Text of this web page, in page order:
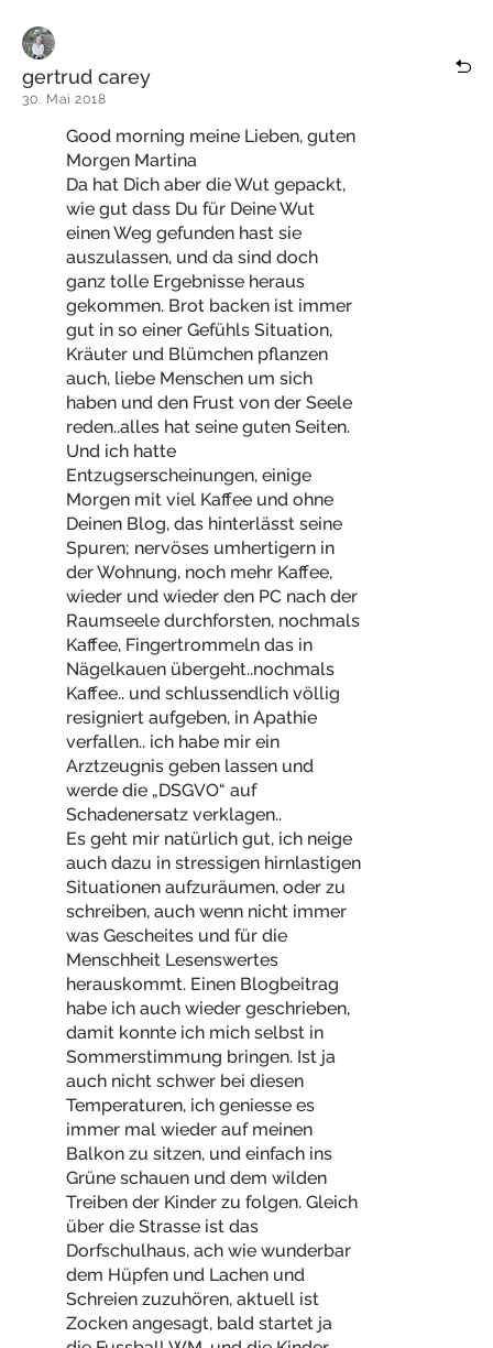
gertrud carey
30. Mai 2018
Good morning meine Lieben, guten
Morgen Martina
Da hat Dich aber die Wut gepackt,
wie gut dass Du für Deine Wut
einen Weg gefunden hast sie
auszulassen, und da sind doch
ganz tolle Ergebnisse heraus
gekommen. Brot backen ist immer
gut in so einer Gefühls Situation,
Kräuter und Blümchen pflanzen
auch, liebe Menschen um sich
haben und den Frust von der Seele
reden..alles hat seine guten Seiten.
Und ich hatte
Entzugserscheinungen, einige
Morgen mit viel Kaffee und ohne
Deinen Blog, das hinterlässt seine
Spuren; nervöses umhertigern in
der Wohnung, noch mehr Kaffee,
wieder und wieder den PC nach der
Raumseele durchforsten, nochmals
Kaffee, Fingertrommeln das in
Nägelkauen übergeht..nochmals
Kaffee.. und schlussendlich völlig
resigniert aufgeben, in Apathie
verfallen.. ich habe mir ein
Arztzeugnis geben lassen und
werde die „DSGVO“ auf
Schadenersatz verklagen..
Es geht mir natürlich gut, ich neige
auch dazu in stressigen hirnlastigen
Situationen aufzuräumen, oder zu
schreiben, auch wenn nicht immer
was Gescheites und für die
Menschheit Lesenswertes
herauskommt. Einen Blogbeitrag
habe ich auch wieder geschrieben,
damit konnte ich mich selbst in
Sommerstimmung bringen. Ist ja
auch nicht schwer bei diesen
Temperaturen, ich geniesse es
immer mal wieder auf meinen
Balkon zu sitzen, und einfach ins
Grüne schauen und dem wilden
Treiben der Kinder zu folgen. Gleich
über die Strasse ist das
Dorfschulhaus, ach wie wunderbar
dem Hüpfen und Lachen und
Schreien zuzuhören, aktuell ist
Zocken angesagt, bald startet ja